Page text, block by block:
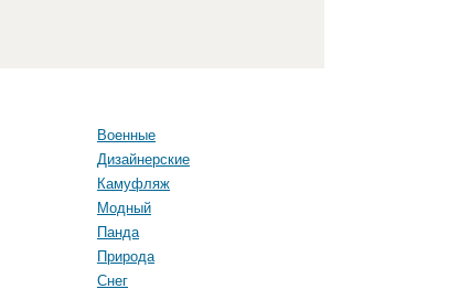
Военные
Дизайнерские
Камуфляж
Модный
Панда
Природа
Снег